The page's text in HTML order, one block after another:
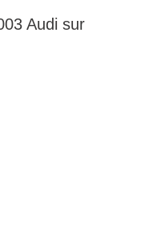
Audi sur